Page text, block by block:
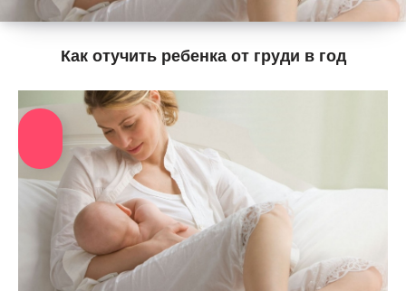
Как отучить ребенка от груди в год